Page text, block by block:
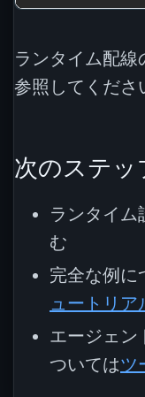
ランタイム配線
参照してくださ
次のステッ
ランタイム
む
完全な例に
ュートリア
エージェン
ついてはツ